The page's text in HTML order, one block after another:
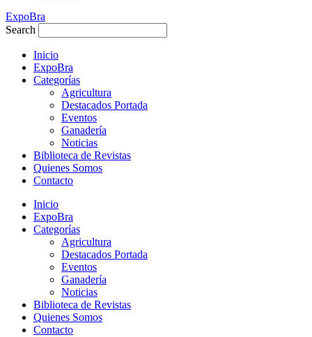
ExpoBra
Search
Inicio
ExpoBra
Categorías
Agricultura
Destacados Portada
Eventos
Ganadería
Noticias
Biblioteca de Revistas
Quienes Somos
Contacto
Inicio
ExpoBra
Categorías
Agricultura
Destacados Portada
Eventos
Ganadería
Noticias
Biblioteca de Revistas
Quienes Somos
Contacto